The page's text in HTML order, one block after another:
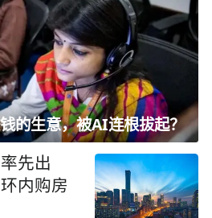
的生意，被AI连根拔起？
先出
内购房